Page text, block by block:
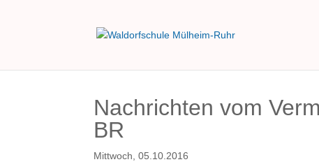
Nachrichten vom
BR
Mittwoch, 05.10.2016